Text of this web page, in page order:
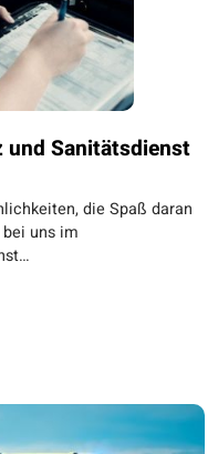
und Sanitätsdienst
die Spaß daran
uns im